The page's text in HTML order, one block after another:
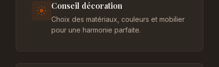
Conseil décoration
Choix des matériaux, couleurs et mobilier
pour une harmonie parfaite.